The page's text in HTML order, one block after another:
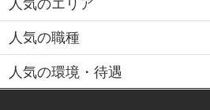
人気の職種
人気の環境・待遇